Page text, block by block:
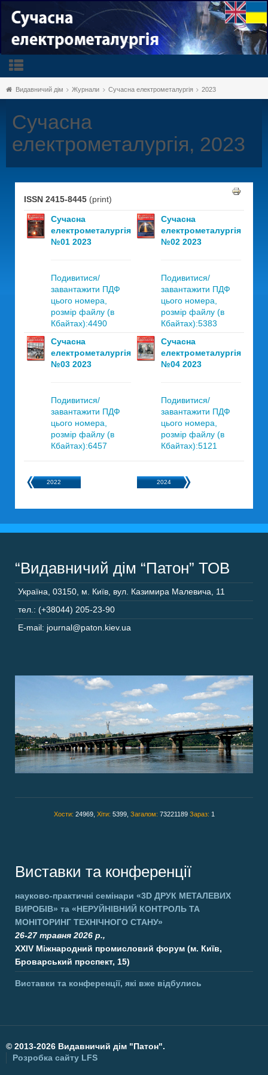
Видавничий дім Журнали Сучасна електрометалургія 2023
Сучасна
електрометалургія, 2023
ISSN 2415-8445 (print)
Сучасна
електрометалургія
№01 2023
Подивитися/
завантажити ПДФ
цього номера,
розмір файлу (в
Кбайтах):4490
Сучасна
електрометалургія
№02 2023
Подивитися/
завантажити ПДФ
цього номера,
розмір файлу (в
Кбайтах):5383
Сучасна
електрометалургія
№03 2023
Подивитися/
завантажити ПДФ
цього номера,
розмір файлу (в
Кбайтах):6457
Сучасна
електрометалургія
№04 2023
Подивитися/
завантажити ПДФ
цього номера,
розмір файлу (в
Кбайтах):5121
2022 2024
“Видавничий дім “Патон” ТОВ
Україна 03150 м. Київ, вул. Казимира Малевича, 11
тел.: (+38044) 205-23-90
E-mail: journal@paton.kiev.ua
Хости: 24969, Хіти: 5399, Загалом: 73221189 Зараз: 1
Виставки та конференції
науково-практичні семінари «3D ДРУК МЕТАЛЕВИХ
ВИРОБІВ» та «НЕРУЙНІВНИЙ КОНТРОЛЬ ТА
МОНІТОРИНГ ТЕХНІЧНОГО СТАНУ»
26-27 травня 2026 р.,
XXIV Міжнародний промисловий форум (м. Київ,
Броварський проспект, 15)
Виставки та конференції, які вже відбулись
© 2013-2026 Видавничий дім "Патон".
Розробка сайту LFS